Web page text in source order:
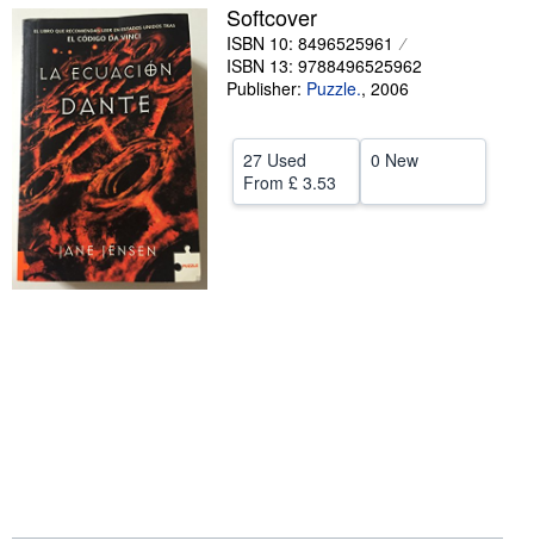
Textbooks
Sellers
Start Selling
Help
CLOSE
Softcover
ISBN 10: 8496525961
ISBN 13: 9788496525962
Publisher: Puzzle., 2006
27 Used
From £ 3.53
0 New